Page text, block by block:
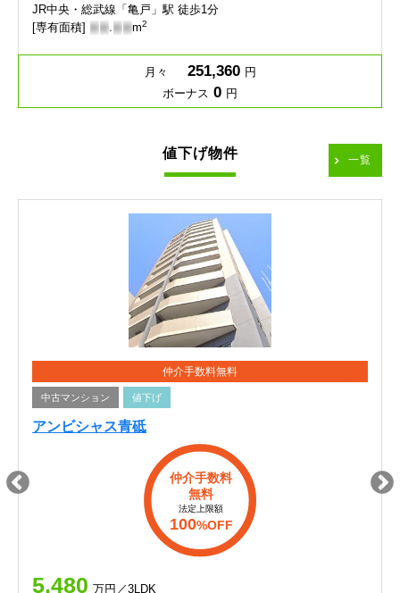
JR中央・総武線「亀戸」駅 徒歩1分
[専有面積] - - .- - m2
月々 251,360 円
ボーナス 0 円
値下げ物件 一覧
仲介手数料無料
中古マンション 値下げ
アンビシャス青砥
仲介手数料
無料
法定上限額
100%OFF
5,480 万円／3LDK